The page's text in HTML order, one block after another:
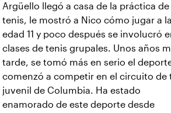
Argüello llegó a casa de la práctica de
tenis, le mostró a Nico cómo jugar a la
edad 11 y poco después se involucró
clases de tenis grupales. Unos años
tarde, se tomó más en serio el
comenzó a competir en el circuito de
juvenil de Columbia. Ha estado
enamorado de este deporte desde